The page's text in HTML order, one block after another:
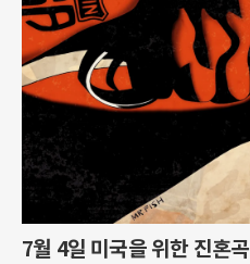
7월 4일 미국을 위한 진혼곡